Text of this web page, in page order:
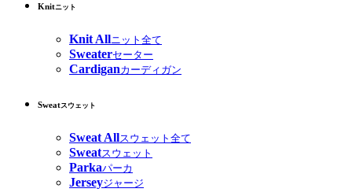
Knitニット
Knit Allニット全て
Sweaterセーター
Cardiganカーディガン
Sweatスウェット
Sweat Allスウェット全て
Sweatスウェット
Parkaパーカ
Jerseyジャージ